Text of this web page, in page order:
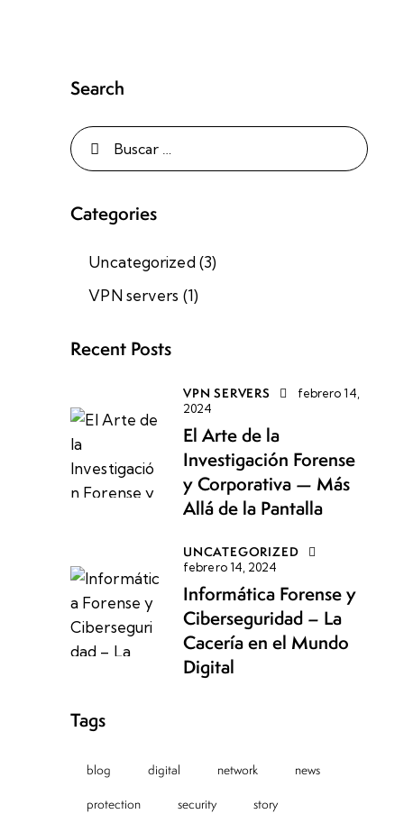
Search
Categories
Uncategorized(3)
VPN servers (1)
Recent Posts
VPN SERVERS
febrero 14,
2024
El Arte de la
Investigación Forense
y Corporativa — Más
Allá de la Pantalla
UNCATEGORIZED
febrero 14, 2024
Informática Forense y
Ciberseguridad – La
Cacería en el Mundo
Digital
Tags
blog digital network news
protection security story